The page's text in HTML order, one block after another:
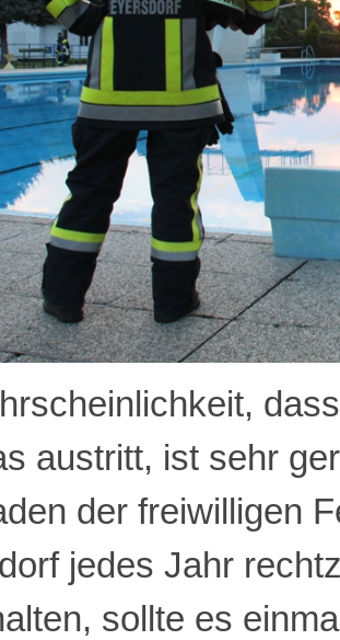
austritt, ist sehr
der freiwilligen
jedes Jahr
sollte es